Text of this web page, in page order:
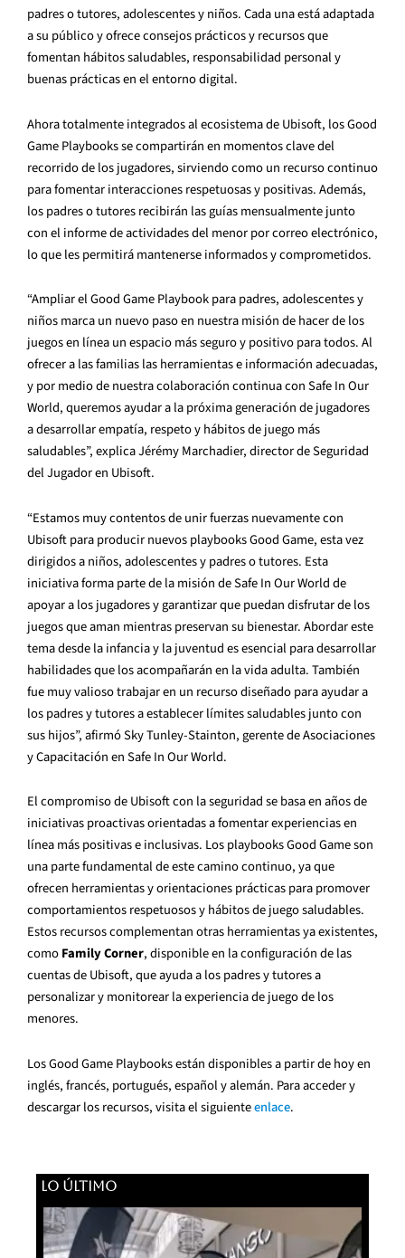
padres o tutores, adolescentes y niños. Cada una está adaptada
a su público y ofrece consejos prácticos y recursos que
fomentan hábitos saludables, responsabilidad personal y
buenas prácticas en el entorno digital.
Ahora totalmente integrados al ecosistema de Ubisoft, los Good
Game Playbooks se compartirán en momentos clave del
recorrido de los jugadores, sirviendo como un recurso continuo
para fomentar interacciones respetuosas y positivas. Además,
los padres o tutores recibirán las guías mensualmente junto
con el informe de actividades del menor por correo electrónico,
lo que les permitirá mantenerse informados y comprometidos.
“Ampliar el Good Game Playbook para padres, adolescentes y
niños marca un nuevo paso en nuestra misión de hacer de los
juegos en línea un espacio más seguro y positivo para todos. Al
ofrecer a las familias las herramientas e información adecuadas,
y por medio de nuestra colaboración continua con Safe In Our
World, queremos ayudar a la próxima generación de jugadores
a desarrollar empatía, respeto y hábitos de juego más
saludables”, explica Jérémy Marchadier, director de Seguridad
del Jugador en Ubisoft.
“Estamos muy contentos de unir fuerzas nuevamente con
Ubisoft para producir nuevos playbooks Good Game, esta vez
dirigidos a niños, adolescentes y padres o tutores. Esta
iniciativa forma parte de la misión de Safe In Our World de
apoyar a los jugadores y garantizar que puedan disfrutar de los
juegos que aman mientras preservan su bienestar. Abordar este
tema desde la infancia y la juventud es esencial para desarrollar
habilidades que los acompañarán en la vida adulta. También
fue muy valioso trabajar en un recurso diseñado para ayudar a
los padres y tutores a establecer límites saludables junto con
sus hijos”, afirmó Sky Tunley-Stainton, gerente de Asociaciones
y Capacitación en Safe In Our World.
El compromiso de Ubisoft con la seguridad se basa en años de
iniciativas proactivas orientadas a fomentar experiencias en
línea más positivas e inclusivas. Los playbooks Good Game son
una parte fundamental de este camino continuo, ya que
ofrecen herramientas y orientaciones prácticas para promover
comportamientos respetuosos y hábitos de juego saludables.
Estos recursos complementan otras herramientas ya existentes,
comoFamily Corner, disponible en la configuración de las
cuentas de Ubisoft, que ayuda a los padres y tutores a
personalizar y monitorear la experiencia de juego de los
menores.
Los Good Game Playbooks están disponibles a partir de hoy en
inglés, francés, portugués, español y alemán. Para acceder y
descargar los recursos, visita el siguienteenlace.
LO ÚLTIMO